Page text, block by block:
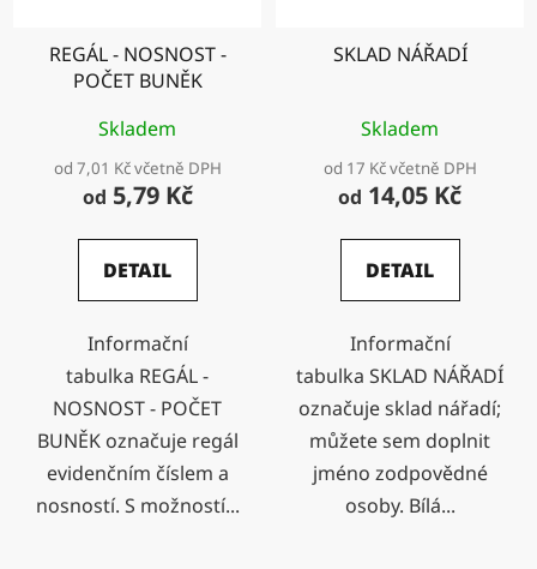
REGÁL - NOSNOST -
POČET BUNĚK
Skladem
od 7,01 Kč včetně DPH
od 5,79 Kč
DETAIL
Informační
tabulka REGÁL -
NOSNOST - POČET
BUNĚK označuje regál
evidenčním číslem a
nosností. S možností...
SKLAD NÁŘADÍ
Skladem
od 17 Kč včetně DPH
od 14,05 Kč
DETAIL
Informační
tabulka SKLAD NÁŘADÍ
označuje sklad nářadí;
můžete sem doplnit
jméno zodpovědné
osoby. Bílá...